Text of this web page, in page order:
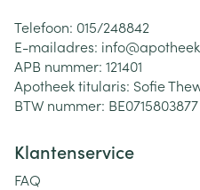
Telefoon: 015/248842
E-mailadres: info@
APB nummer: 121401
Apotheek titularis: Sofie
BTW nummer: BE0715803877
Klantenservice
FAQ